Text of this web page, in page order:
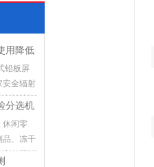
用降低
铅板屏
安全辐射
像算法与
品流水
分选机
休闲零
品、冻干
中，原料